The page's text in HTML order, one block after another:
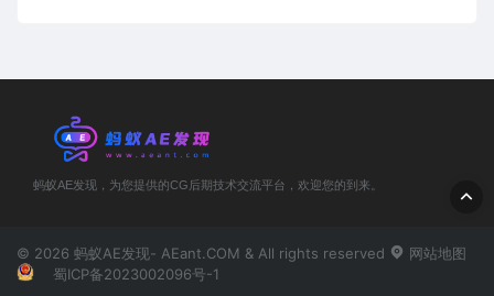
蚂蚁AE发现，为您提供的CG后期技术交流平台，欢迎您的到来。
© 2026 蚂蚁AE发现- AEant.COM & All rights reserved
网站地图
蜀ICP备2023002096号-1